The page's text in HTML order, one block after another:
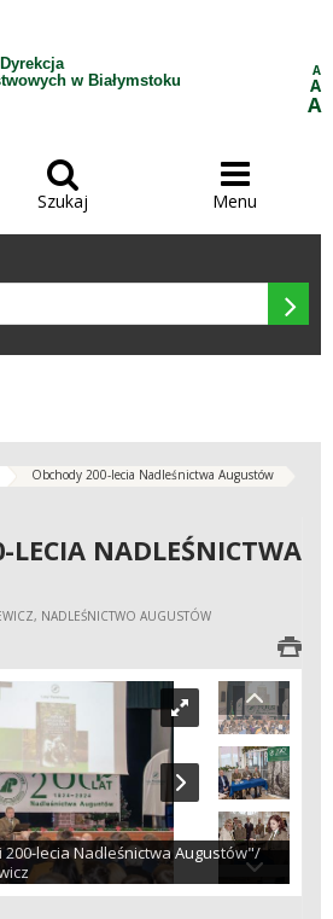
w Białymstoku
A
A
A

Szukaj

Menu

Obchody 200-lecia Nadleśnictwa Augustów
LECIA NADLEŚNICTWA
NADLEŚNICTWO AUGUSTÓW
lecia Nadleśnictwa Augustów"/